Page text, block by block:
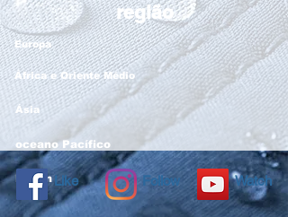
região
Europa
África e Oriente Médio
Ásia
oceano Pacífico
LatamLike Follow Watch